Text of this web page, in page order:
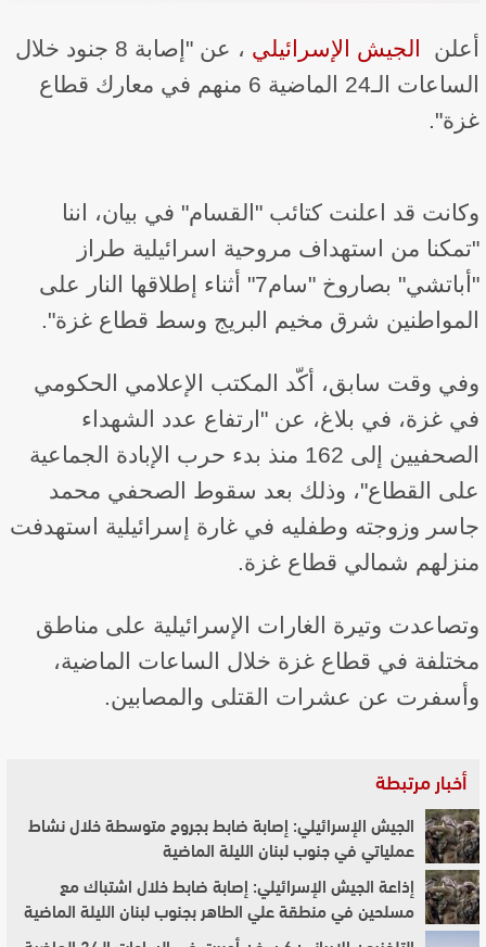
أعلن ​ الجيش الإسرائيلي
​، عن "إصابة 8 جنود خلال
الساعات الـ24 الماضية 6 منهم في معارك قطاع
غزة".
وكانت قد اعلنت كتائب "القسام" في بيان، اننا
"تمكنا من استهداف مروحية اسرائيلية طراز
"أباتشي" بصاروخ "سام7" أثناء إطلاقها النار على
المواطنين شرق مخيم البريج وسط قطاع غزة".
وفي وقت سابق، أكّد المكتب الإعلامي الحكومي
في غزة، في بلاغ، عن "ارتفاع عدد الشهداء
الصحفيين إلى 162 منذ بدء حرب الإبادة الجماعية
على القطاع"، وذلك بعد سقوط الصحفي محمد
جاسر وزوجته وطفليه في غارة إسرائيلية استهدفت
منزلهم شمالي قطاع غزة.
وتصاعدت وتيرة الغارات الإسرائيلية على مناطق
مختلفة في قطاع غزة خلال الساعات الماضية،
وأسفرت عن عشرات القتلى والمصابين.
أخبار مرتبطة
الجيش الإسرائيلي: إصابة ضابط بجروح متوسطة خلال نشاط
عملياتي في جنوب لبنان الليلة الماضية
إذاعة الجيش الإسرائيلي: إصابة ضابط خلال اشتباك مع
مسلحين في منطقة علي الطاهر بجنوب لبنان الليلة الماضية